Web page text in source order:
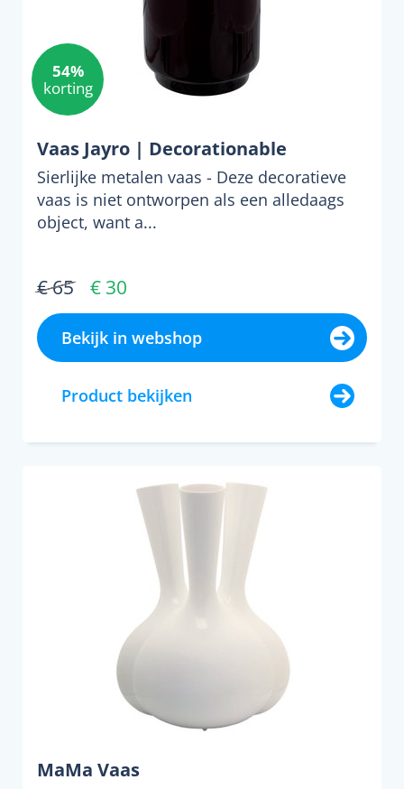
54%
korting
Vaas Jayro | Decorationable
Sierlijke metalen vaas - Deze decoratieve
vaas is niet ontworpen als een alledaags
object, want a...
€ 65 € 30
Bekijk in webshop
Product bekijken
MaMa Vaas